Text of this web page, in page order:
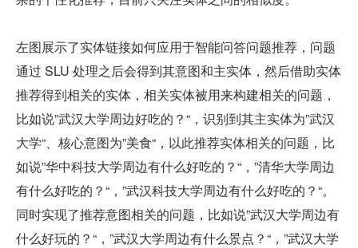
左图展示了实体链接如何应用于智能问答问题推荐，问题
通过 SLU 处理之后会得到其意图和主实体，然后借助实体
推荐得到相关的实体，相关实体被用来构建相关的问题，
比如说”武汉大学周边好吃的？“，识别到其主实体为”武汉
大学“、核心意图为”美食“，以此推荐实体相关的问题，比
如说”华中科技大学周边有什么好吃的？“，”清华大学周边
有什么好吃的？“，”武汉科技大学周边有什么好吃的？“。
同时实现了推荐意图相关的问题，比如说”武汉大学周边有
什么好玩的？“，”武汉大学周边有什么景点？“，”武汉大学